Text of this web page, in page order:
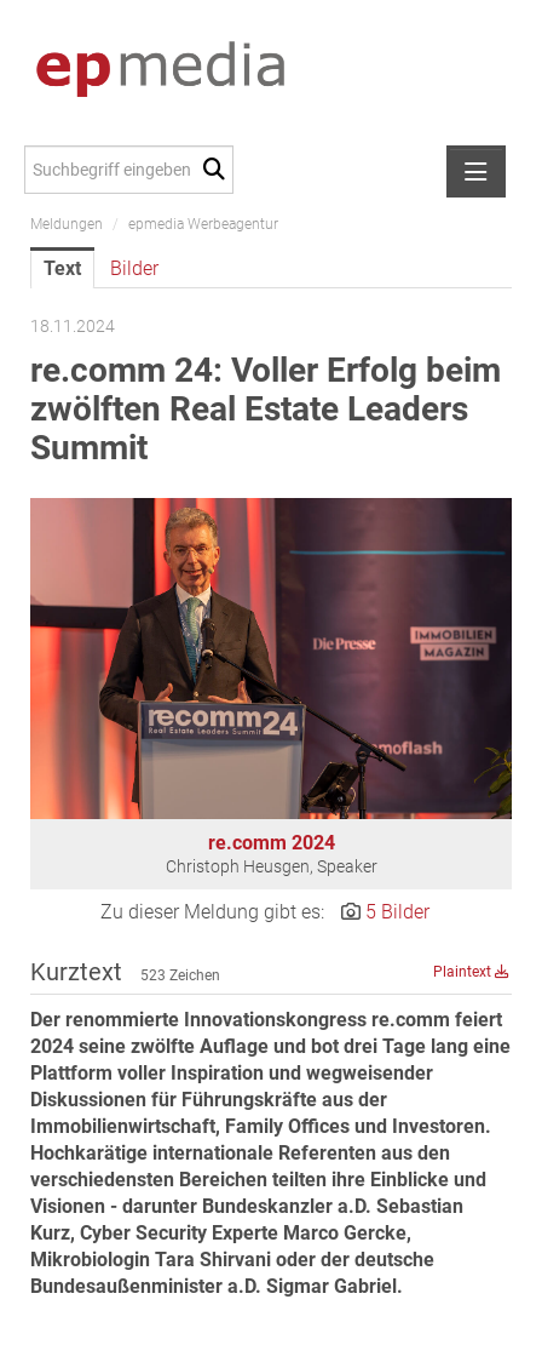
Meldungen
Alexander Peer
amb Development
AURE Immobilien
Austria Sotheby's International Realty
epmedia Werbeagentur
ESTINA Immobilien
Grossmann + Kaswurm Immobilien
Gutwerk Immobilien Treuhand
HANDLER Gruppe
HARING Group + WINEGG Realitäten
HNP architects
IMMOBILIEN MAGAZIN VERLAG
IMMOcontract
KOBAN SÜDVERS
MST Muhr
ÖKO-Wohnbau
PAYUCA
Raiffeisen Property Holding International
Salon Real
Savoir Vivre Group
Meldungen / epmedia Werbeagentur
Text Bilder
18.11.2024
re.comm 24: Voller Erfolg beim
zwölften Real Estate Leaders
Summit
re.comm 2024
Christoph Heusgen, Speaker
Zu dieser Meldung gibt es: 5 Bilder
Kurztext 523 Zeichen Plaintext
Der renommierte Innovationskongress re.comm feiert
2024 seine zwölfte Auflage und bot drei Tage lang eine
Plattform voller Inspiration und wegweisender
Diskussionen für Führungskräfte aus der
Immobilienwirtschaft, Family Offices und Investoren.
Hochkarätige internationale Referenten aus den
verschiedensten Bereichen teilten ihre Einblicke und
Visionen - darunter Bundeskanzler a.D. Sebastian
Kurz, Cyber Security Experte Marco Gercke,
Mikrobiologin Tara Shirvani oder der deutsche
Bundesaußenminister a.D. Sigmar Gabriel.